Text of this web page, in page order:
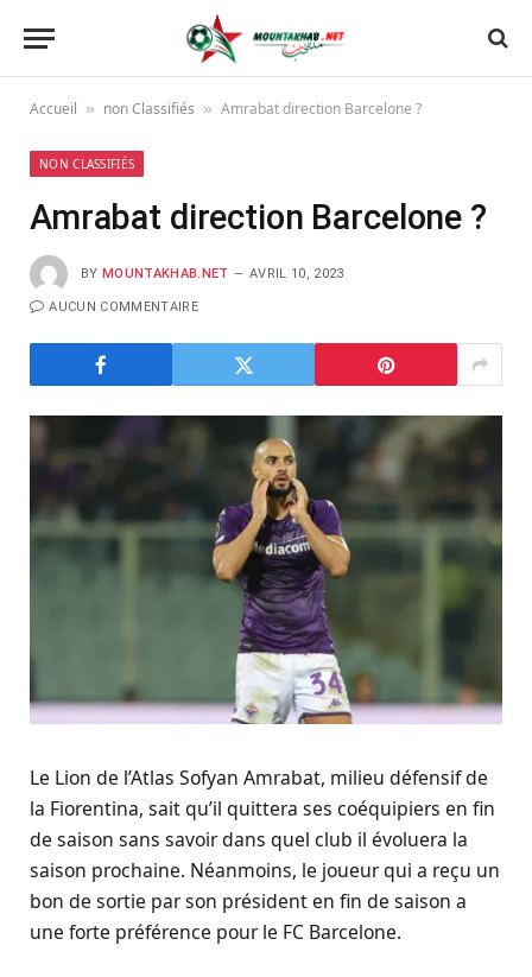
Accueil » non Classifiés » Amrabat direction Barcelone ?
NON CLASSIFIÉS
Amrabat direction Barcelone ?
BY MOUNTAKHAB.NET AVRIL 10, 2023
AUCUN COMMENTAIRE
Le Lion de l’Atlas Sofyan Amrabat, milieu défensif de
la Fiorentina, sait qu’il quittera ses coéquipiers en fin
de saison sans savoir dans quel club il évoluera la
saison prochaine. Néanmoins, le joueur qui a reçu un
bon de sortie par son président en fin de saison a
une forte préférence pour le FC Barcelone.